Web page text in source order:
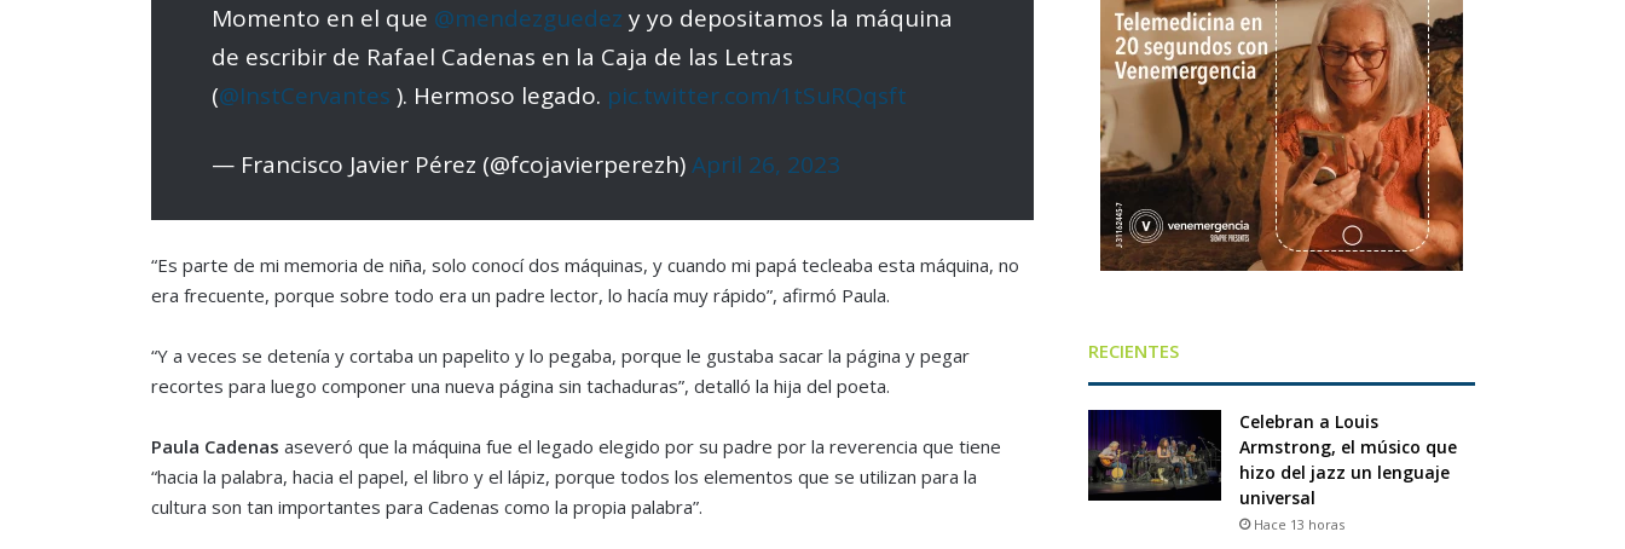
Momento en el que @mendezguedez y yo depositamos la máquina
de escribir de Rafael Cadenas en la Caja de las Letras
(@InstCervantes ). Hermoso legado. pic.twitter.com/1tSuRQqsft
— Francisco Javier Pérez (@fcojavierperezh)April 26, 2023
“Es parte de mi memoria de niña, solo conocí dos máquinas, y cuando mi papá tecleaba esta máquina, no
era frecuente, porque sobre todo era un padre lector, lo hacía muy rápido”, afirmó Paula.
“Y a veces se detenía y cortaba un papelito y lo pegaba, porque le gustaba sacar la página y pegar
recortes para luego componer una nueva página sin tachaduras”, detalló la hija del poeta.
Paula Cadenas aseveró que la máquina fue el legado elegido por su padre por la reverencia que tiene
“hacia la palabra, hacia el papel, el libro y el lápiz, porque todos los elementos que se utilizan para la
cultura son tan importantes para Cadenas como la propia palabra”.
RECIENTES
Celebran a Louis
Armstrong, el músico que
hizo del jazz un lenguaje
universal
Hace 13 horas